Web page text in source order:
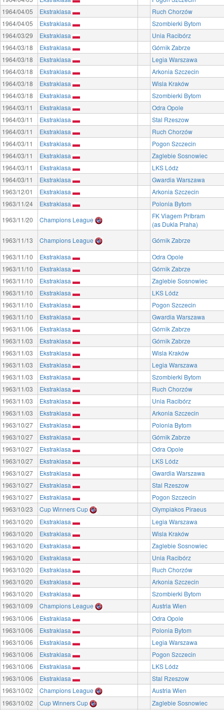
1964/04/05
Ekstraklasa
Ruch Chorzów
1964/04/05
Ekstraklasa
Szombierki Bytom
1964/03/29
Ekstraklasa
Unia Racibórz
1964/03/18
Ekstraklasa
Górnik Zabrze
1964/03/18
Ekstraklasa
Legia Warszawa
1964/03/18
Ekstraklasa
Arkonia Szczecin
1964/03/18
Ekstraklasa
Wisla Kraków
1964/03/18
Ekstraklasa
Szombierki Bytom
1964/03/11
Ekstraklasa
Odra Opole
1964/03/11
Ekstraklasa
Stal Rzeszow
1964/03/11
Ekstraklasa
Ruch Chorzów
1964/03/11
Ekstraklasa
Pogon Szczecin
1964/03/11
Ekstraklasa
Zaglebie Sosnowiec
1964/03/11
Ekstraklasa
LKS Lódz
1964/03/11
Ekstraklasa
Gwardia Warszawa
1963/12/01
Ekstraklasa
Arkonia Szczecin
1963/11/24
Ekstraklasa
Polonia Bytom
1963/11/20
Champions League
FK Viagem Príbram
(as Dukla Praha)
1963/11/13
Champions League
Górnik Zabrze
1963/11/10
Ekstraklasa
Odra Opole
1963/11/10
Ekstraklasa
Górnik Zabrze
1963/11/10
Ekstraklasa
Zaglebie Sosnowiec
1963/11/10
Ekstraklasa
LKS Lódz
1963/11/10
Ekstraklasa
Pogon Szczecin
1963/11/10
Ekstraklasa
Gwardia Warszawa
1963/11/06
Ekstraklasa
Górnik Zabrze
1963/11/03
Ekstraklasa
Górnik Zabrze
1963/11/03
Ekstraklasa
Wisla Kraków
1963/11/03
Ekstraklasa
Legia Warszawa
1963/11/03
Ekstraklasa
Szombierki Bytom
1963/11/03
Ekstraklasa
Ruch Chorzów
1963/11/03
Ekstraklasa
Unia Racibórz
1963/11/03
Ekstraklasa
Arkonia Szczecin
1963/10/27
Ekstraklasa
Polonia Bytom
1963/10/27
Ekstraklasa
Górnik Zabrze
1963/10/27
Ekstraklasa
Odra Opole
1963/10/27
Ekstraklasa
LKS Lódz
1963/10/27
Ekstraklasa
Gwardia Warszawa
1963/10/27
Ekstraklasa
Stal Rzeszow
1963/10/27
Ekstraklasa
Pogon Szczecin
1963/10/23
Cup Winners Cup
Olympiakos Piraeus
1963/10/20
Ekstraklasa
Legia Warszawa
1963/10/20
Ekstraklasa
Wisla Kraków
1963/10/20
Ekstraklasa
Zaglebie Sosnowiec
1963/10/20
Ekstraklasa
Unia Racibórz
1963/10/20
Ekstraklasa
Ruch Chorzów
1963/10/20
Ekstraklasa
Arkonia Szczecin
1963/10/20
Ekstraklasa
Szombierki Bytom
1963/10/09
Champions League
Austria Wien
1963/10/06
Ekstraklasa
Odra Opole
1963/10/06
Ekstraklasa
Polonia Bytom
1963/10/06
Ekstraklasa
Legia Warszawa
1963/10/06
Ekstraklasa
Pogon Szczecin
1963/10/06
Ekstraklasa
LKS Lódz
1963/10/06
Ekstraklasa
Stal Rzeszow
1963/10/02
Champions League
Austria Wien
1963/10/02
Cup Winners Cup
Zaglebie Sosnowiec